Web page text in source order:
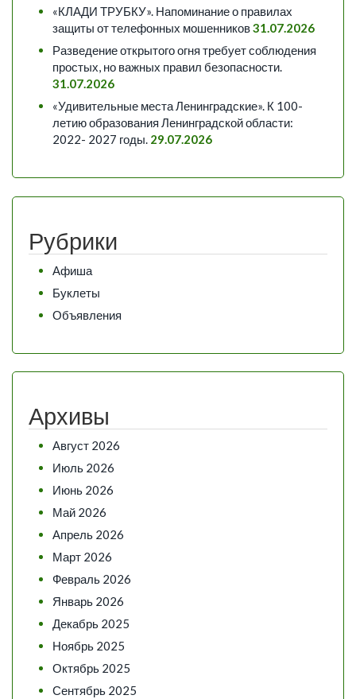
«КЛАДИ ТРУБКУ». Напоминание о правилах
защиты от телефонных мошенников31.07.2026
Разведение открытого огня требует соблюдения
простых, но важных правил безопасности.
31.07.2026
«Удивительные места Ленинградские». К 100-
летию образования Ленинградской области:
2022- 2027 годы. 29.07.2026
Рубрики
Афиша
Буклеты
Объявления
Архивы
Август 2026
Июль 2026
Июнь 2026
Май 2026
Апрель 2026
Март 2026
Февраль 2026
Январь 2026
Декабрь 2025
Ноябрь 2025
Октябрь 2025
Сентябрь 2025